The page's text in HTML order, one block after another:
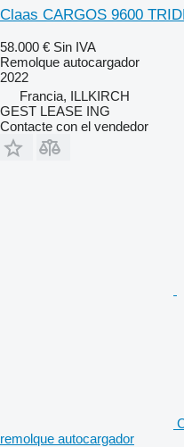
Claas CARGOS 9600
58.000 € Sin IVA
Remolque autocargador
2022
Francia, ILLKIRCH
GEST LEASE ING
Contacte con el vendedor
remolque autocargador